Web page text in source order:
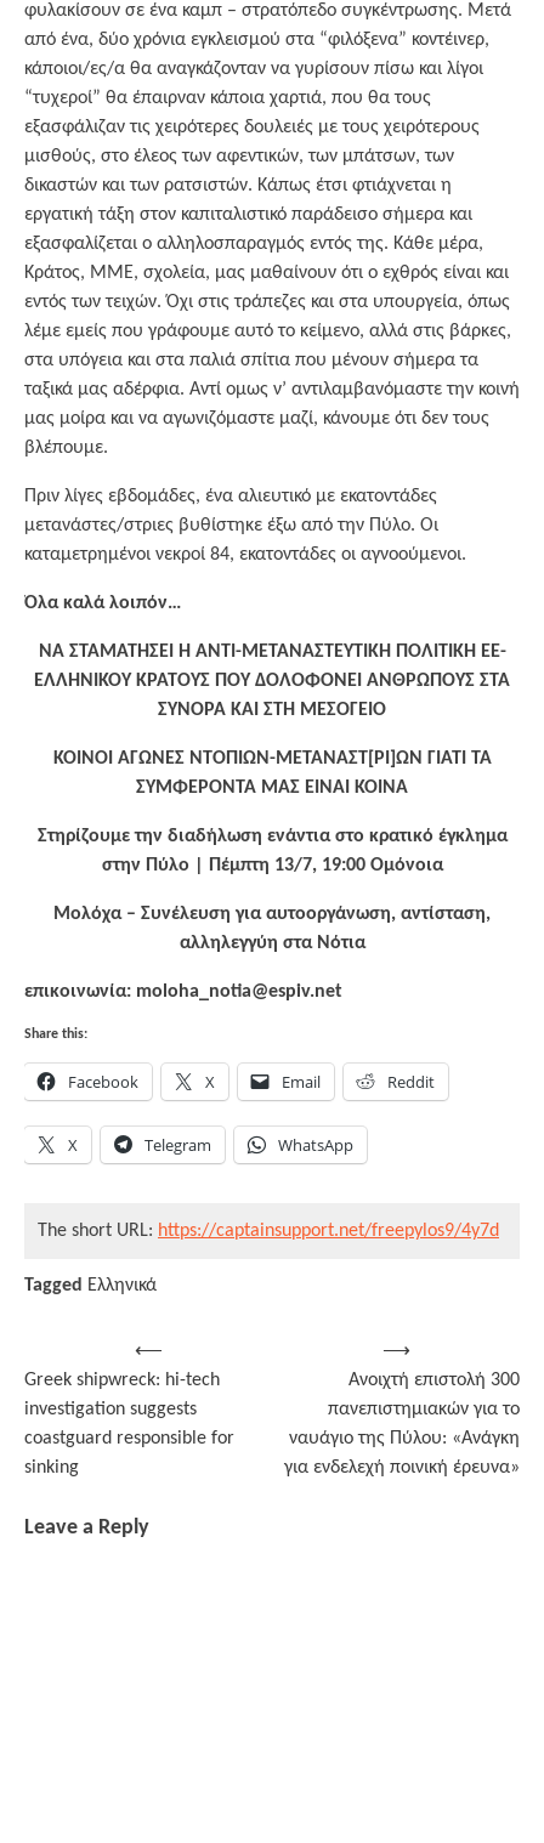
φυλακίσουν σε ένα καμπ – στρατόπεδο συγκέντρωσης. Μετά
από ένα, δύο χρόνια εγκλεισμού στα “φιλόξενα” κοντέινερ,
κάποιοι/ες/α θα αναγκάζονταν να γυρίσουν πίσω και λίγοι
“τυχεροί” θα έπαιρναν κάποια χαρτιά, που θα τους
εξασφάλιζαν τις χειρότερες δουλειές με τους χειρότερους
μισθούς, στο έλεος των αφεντικών, των μπάτσων, των
δικαστών και των ρατσιστών. Κάπως έτσι φτιάχνεται η
εργατική τάξη στον καπιταλιστικό παράδεισο σήμερα και
εξασφαλίζεται ο αλληλοσπαραγμός εντός της. Κάθε μέρα,
Κράτος, ΜΜΕ, σχολεία, μας μαθαίνουν ότι ο εχθρός είναι και
εντός των τειχών. Όχι στις τράπεζες και στα υπουργεία, όπως
λέμε εμείς που γράφουμε αυτό το κείμενο, αλλά στις βάρκες,
στα υπόγεια και στα παλιά σπίτια που μένουν σήμερα τα
ταξικά μας αδέρφια. Αντί ομως ν’ αντιλαμβανόμαστε την κοινή
μας μοίρα και να αγωνιζόμαστε μαζί, κάνουμε ότι δεν τους
βλέπουμε.
Πριν λίγες εβδομάδες, ένα αλιευτικό με εκατοντάδες
μετανάστες/στριες βυθίστηκε έξω από την Πύλο. Οι
καταμετρημένοι νεκροί 84, εκατοντάδες οι αγνοούμενοι.
Όλα καλά λοιπόν…
ΝΑ ΣΤΑΜΑΤΗΣΕΙ Η ΑΝΤΙ-ΜΕΤΑΝΑΣΤΕΥΤΙΚΗ ΠΟΛΙΤΙΚΗ ΕΕ-
ΕΛΛΗΝΙΚΟΥ ΚΡΑΤΟΥΣ ΠΟΥ ΔΟΛΟΦΟΝΕΙ ΑΝΘΡΩΠΟΥΣ ΣΤΑ
ΣΥΝΟΡΑ ΚΑΙ ΣΤΗ ΜΕΣΟΓΕΙΟ
ΚΟΙΝΟΙ ΑΓΩΝΕΣ ΝΤΟΠΙΩΝ-ΜΕΤΑΝΑΣΤ[ΡΙ]ΩΝ ΓΙΑΤΙ ΤΑ
ΣΥΜΦΕΡΟΝΤΑ ΜΑΣ ΕΙΝΑΙ ΚΟΙΝΑ
Στηρίζουμε την διαδήλωση ενάντια στο κρατικό έγκλημα
στην Πύλο | Πέμπτη 13/7, 19:00 Ομόνοια
Μολόχα – Συνέλευση για αυτοοργάνωση, αντίσταση,
αλληλεγγύη στα Νότια
επικοινωνία: moloha_notia@espiv.net
Share this:
Facebook X Email Reddit
X Telegram WhatsApp
The short URL: https://captainsupport.net/freepylos9/4y7d
Tagged Ελληνικά
navigation
⟵
Greek shipwreck: hi-tech
investigation suggests
coastguard responsible for
sinking
Ανοιχτή επιστολή 300
πανεπιστημιακών για το
ναυάγιο της Πύλου: «Ανάγκη
για ενδελεχή ποινική έρευνα»
⟶
Leave a Reply